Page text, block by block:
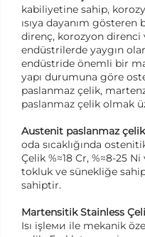
kabiliyetine sahip,
ısıya dayanım gösteren
direnç, korozyon direnci
endüstrilerde yaygın
endüstride önemli bir
yapı durumuna göre
paslanmaz çelik,
paslanmaz çelik olmak
Austenit paslanmaz çelik
oda sıcaklığında
Çelik %≈18 Cr, %≈8-25
tokluk ve sünekliğe
sahiptir.
Martensitik Stainless
Isı işleми ile mekanik